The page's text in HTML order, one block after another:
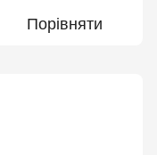
Порівняти